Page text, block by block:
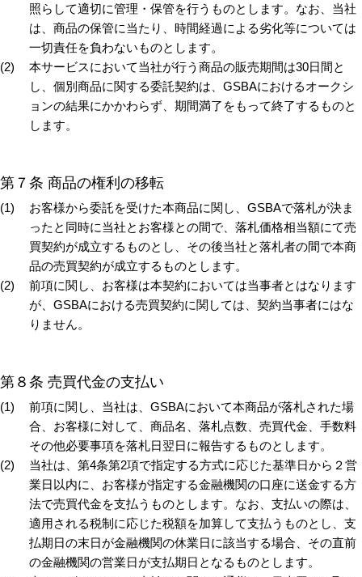
照らして適切に管理・保管を行うものとします。なお、当社
は、商品の保管に当たり、時間経過による劣化等については
一切責任を負わないものとします。
本サービスにおいて当社が行う商品の販売期間は30日間と
し、個別商品に関する委託契約は、GSBAにおけるオークシ
ョンの結果にかかわらず、期間満了をもって終了するものと
します。
第７条 商品の権利の移転
お客様から委託を受けた本商品に関し、GSBAで落札が決ま
ったと同時に当社とお客様との間で、落札価格相当額にて売
買契約が成立するものとし、その後当社と落札者の間で本商
品の売買契約が成立するものとします。
前項に関し、お客様は本契約においては当事者とはなります
が、GSBAにおける売買契約に関しては、契約当事者にはな
りません。
第８条 売買代金の支払い
前項に関し、当社は、GSBAにおいて本商品が落札された場
合、お客様に対して、商品名、落札点数、売買代金、手数料
その他必要事項を落札日翌日に報告するものとします。
当社は、第4条第2項で指定する方式に応じた基準日から２営
業日以内に、お客様が指定する金融機関の口座に送金する方
法で売買代金を支払うものとします。なお、支払いの際は、
適用される税制に応じた税額を加算して支払うものとし、支
払期日の末日が金融機関の休業日に該当する場合、その直前
の金融機関の営業日が支払期日となるものとします。